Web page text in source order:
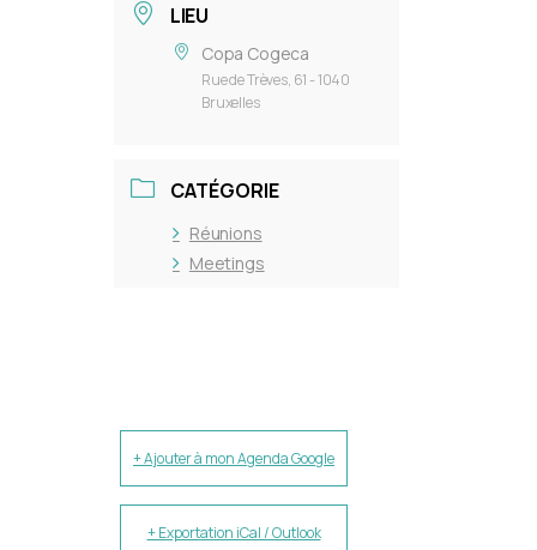
LIEU
Copa Cogeca
Rue de Trèves, 61 - 1040
Bruxelles
CATÉGORIE
Réunions
Meetings
+ Ajouter à mon Agenda Google
+ Exportation iCal / Outlook